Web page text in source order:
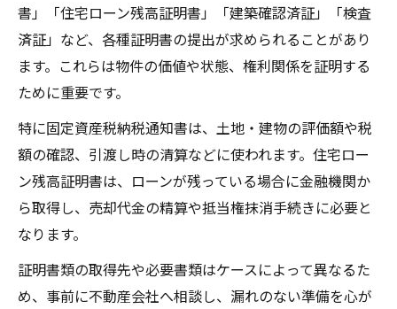
書」「住宅ローン残高証明書」「建築確認済証」「検査
済証」など、各種証明書の提出が求められることがあり
ます。これらは物件の価値や状態、権利関係を証明する
ために重要です。
特に固定資産税納税通知書は、土地・建物の評価額や税
額の確認、引渡し時の清算などに使われます。住宅ロー
ン残高証明書は、ローンが残っている場合に金融機関か
ら取得し、売却代金の精算や抵当権抹消手続きに必要と
なります。
証明書類の取得先や必要書類はケースによって異なるた
め、事前に不動産会社へ相談し、漏れのない準備を心が